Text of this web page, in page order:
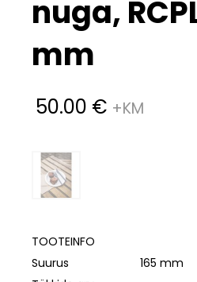
nuga,
mm
50.00 €
TOOTEINFO
Suurus
165 mm